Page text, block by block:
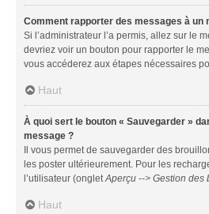
Comment rapporter des messages à un
Si l’administrateur l’a permis, allez sur le
devriez voir un bouton pour rapporter le
vous accéderez aux étapes nécessaires
Haut
À quoi sert le bouton « Sauvegarder »
message ?
Il vous permet de sauvegarder des
les poster ultérieurement. Pour les
l’utilisateur (onglet Aperçu --> Gestion des
Haut